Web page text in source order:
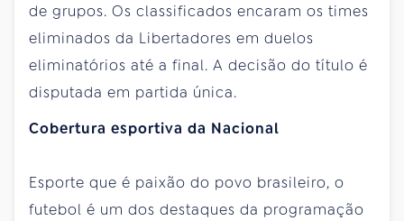
de grupos. Os classificados encaram os times
eliminados da Libertadores em duelos
eliminatórios até a final. A decisão do título é
disputada em partida única.
Cobertura esportiva da Nacional
Esporte que é paixão do povo brasileiro, o
futebol é um dos destaques da programação